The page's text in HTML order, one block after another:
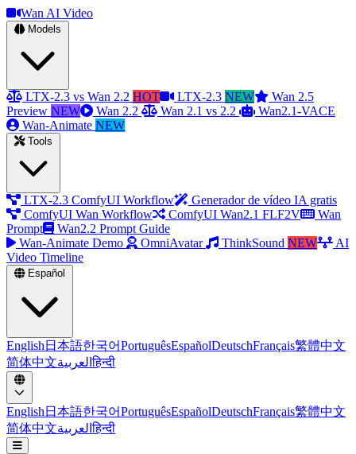
Wan AI Video
Models
LTX-2.3 vs Wan 2.2 HOT LTX-2.3 NEW
Wan 2.5
Preview NEW Wan 2.2 Wan 2.1 vs 2.2
Wan2.1-VACE
Wan-Animate NEW
Tools
LTX-2.3 ComfyUI Workflow
Generador de vídeo IA gratis
ComfyUI Wan Workflow
ComfyUI Wan2.1 FLF2V
Wan
Prompt
Wan2.2 Prompt Guide
Wan-Animate Demo
OmniAvatar ThinkSound NEW
AI
Video Timeline
Español
English 日本語한국어PortuguêsEspañolDeutschFrançais繁體中文
简体中文العربيةहिन्दी
English 日本語한국어PortuguêsEspañolDeutschFrançais繁體中文
简体中文العربيةहिन्दी
Abrir menú